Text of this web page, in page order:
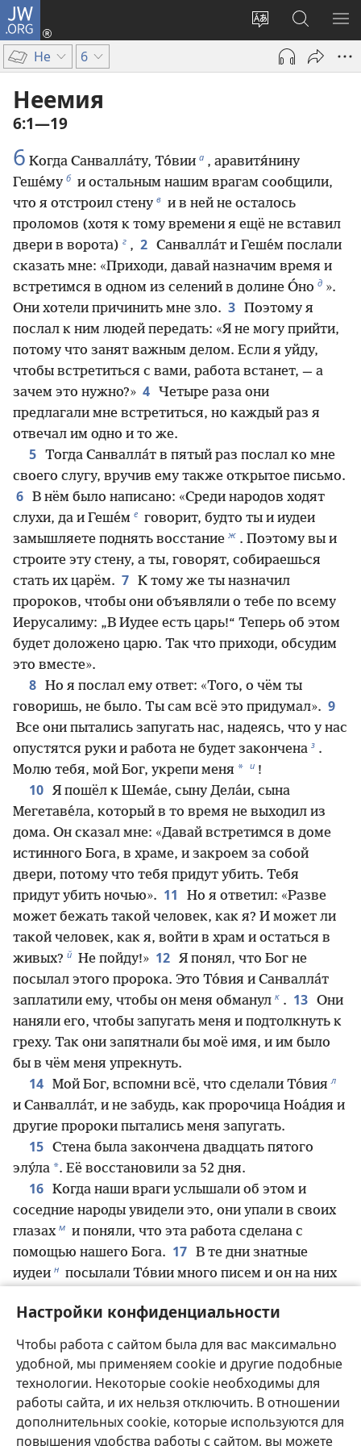
Настройки конфиденциальности
Чтобы работа с сайтом была для вас максимально
удобной, мы применяем cookie и другие подобные
технологии. Некоторые cookie необходимы для
работы сайта, и их нельзя отключить. В отношении
дополнительных cookie, которые используются для
повышения удобства работы с сайтом, вы можете
JW.ORG
Изменить
язык
сайта
Войти
(открывается
новом
Поиск
по
jw.org
Не 6
Неемия
6:1—19
6 Когда Санвалла́ту, То́вии а , аравитя́нину
Геше́му б и остальным нашим врагам сообщили,
что я отстроил стену в и в ней не осталось
проломов (хотя к тому времени я ещё не вставил
двери в ворота) г , 2 Санвалла́т и Геше́м послали
сказать мне: «Приходи, давай назначим время и
встретимся в одном из селений в долине О́но д ».
Они хотели причинить мне зло. 3 Поэтому я
послал к ним людей передать: «Я не могу прийти,
потому что занят важным делом. Если я уйду,
чтобы встретиться с вами, работа встанет, — а
зачем это нужно?» 4 Четыре раза они
предлагали мне встретиться, но каждый раз я
отвечал им одно и то же.
5 Тогда Санвалла́т в пятый раз послал ко мне
своего слугу, вручив ему также открытое письмо.
6 В нём было написано: «Среди народов ходят
слухи, да и Геше́м е говорит, будто ты и иудеи
замышляете поднять восстание ж . Поэтому вы и
строите эту стену, а ты, говорят, собираешься
стать их царём. 7 К тому же ты назначил
пророков, чтобы они объявляли о тебе по всему
Иерусалиму: „В Иудее есть царь!“ Теперь об этом
будет доложено царю. Так что приходи, обсудим
это вместе».
8 Но я послал ему ответ: «Того, о чём ты
говоришь, не было. Ты сам всё это придумал». 9
Все они пытались запугать нас, надеясь, что у нас
опустятся руки и работа не будет закончена з .
Молю тебя, мой Бог, укрепи меня * и !
10 Я пошёл к Шема́е, сыну Дела́и, сына
Мегетаве́ла, который в то время не выходил из
дома. Он сказал мне: «Давай встретимся в доме
истинного Бога, в храме, и закроем за собой
двери, потому что тебя придут убить. Тебя
придут убить ночью». 11
Но я ответил: «Разве
может бежать такой человек, как я? И может ли
такой человек, как я, войти в храм и остаться в
живых? й Не пойду!» 12 Я понял, что Бог не
посылал этого пророка. Это То́вия и Санвалла́т
заплатили ему, чтобы он меня обманул к . 13 Они
наняли его, чтобы запугать меня и подтолкнуть к
греху. Так они запятнали бы моё имя, и им было
бы в чём меня упрекнуть.
14 Мой Бог, вспомни всё, что сделали То́вия л
и Санвалла́т, и не забудь, как пророчица Ноа́дия и
другие пророки пытались меня запугать.
15 Стена была закончена двадцать пятого
элу́ла *. Её восстановили за 52 дня.
16 Когда наши враги услышали об этом и
соседние народы увидели это, они упали в своих
глазах м и поняли, что эта работа сделана с
помощью нашего Бога. 17 В те дни знатные
иудеи н посылали То́вии много писем и он на них
верности, ведь он был зятем Шеха́нии, сына
Ара́ха
, а его сын Иехохана́н был женат на
дочери Мешулла́ма п , сына Бере́хии.
Они
говорили мне о То́вии много хорошего и потом
пересказывали ему мои слова. А То́вия посылал
письма, чтобы запугать меня
.